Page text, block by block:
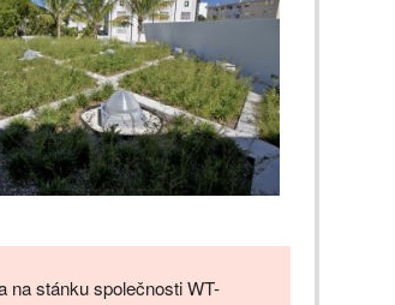
na stánku společnosti WT-